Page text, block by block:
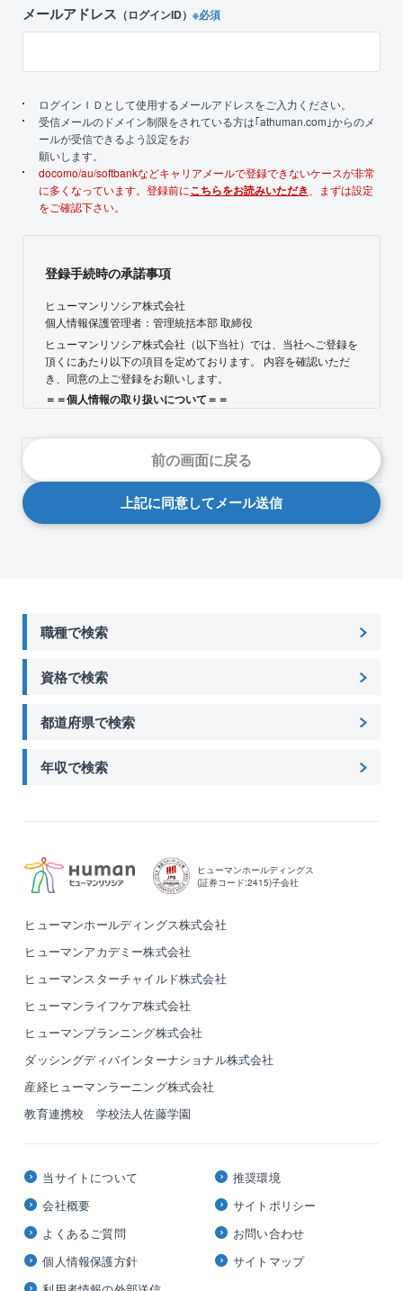
メールアドレス （ログインID） ※必須
ログインＩＤとして使用するメールアドレスをご入力ください。
受信メールのドメイン制限をされている方は｢athuman.com｣からのメ
ールが受信できるよう設定をお
願いします。
docomo/au/softbankなどキャリアメールで登録できないケースが非常
に多くなっています。登録前にこちらをお読みいただき
、まずは設定
をご確認下さい。
登録手続時の承諾事項
ヒューマンリソシア株式会社
個人情報保護管理者：管理統括本部 取締役
ヒューマンリソシア株式会社（以下当社）では、当社へご登録を
頂くにあたり以下の項目を定めております。 内容を確認いただ
き、同意の上ご登録をお願いします。
＝＝個人情報の取り扱いについて＝＝
【1】人材紹介サービス提供にあたって、以下に関する業務での
キャリアカウンセリングやその他ご相談に関す
る面談の日時設定に関するご連絡
最適な求人情報のご案内・ご説明に関するご連
選考に至った際の、日時設定のご連絡、面接対
取引先企業・提携企業(提携求人サイト運営会
ご入社決定の場合、入社前後にかかわるフォロ
ー対応のためのご連絡
ートの送信（メール・ショートメール）や
計が目的）
【3】緊急事態が発生した際のご連絡
【4】法令に基づく対応(関連法規に基づくご転職後の在籍確認を
【5】当社に希望されたサービス（各種証明書の発行・福利厚
【6】取得した閲覧・登録・応募履歴等の情報を分析し、サービ
スの改善や開発、ご登録者の興味・関心に応じたサービス・求人
調査
【7】弊社もしくは弊社グループ会社の開催する研修・セミナー
◆ 提供について
ご提出いただいた個人情報は、法令に基づく場合や、以下を除
された場合など他媒体を経由して弊社サービスを利用された方
や、 他媒体を並行してご利用されていた方で、転職先が決定・
ご入社された場合、 次のとおり個人情報を第三者に開示する場
サービスの利用規約等にてご確認いただくか、弊社担当者にお問
い合わせください。
前の画面に戻る
上記に同意してメール送信
職種で検索
資格で検索
都道府県で検索
年収で検索
ヒューマンホールディングス
(証券コード:2415)子会社
ヒューマンホールディングス株式会社
ヒューマンアカデミー株式会社
ヒューマンスターチャイルド株式会社
ヒューマンライフケア株式会社
ヒューマンプランニング株式会社
ダッシングディバインターナショナル株式会社
産経ヒューマンラーニング株式会社
教育連携校 学校法人佐藤学園
当サイトについて
会社概要
よくあるご質問
個人情報保護方針
推奨環境
サイトポリシー
お問い合わせ
サイトマップ